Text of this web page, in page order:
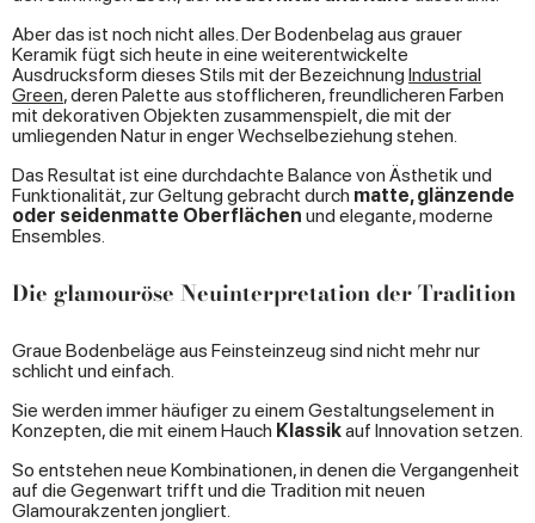
Aber das ist noch nicht alles. Der Bodenbelag aus grauer
Keramik fügt sich heute in eine weiterentwickelte
Ausdrucksform dieses Stils mit der Bezeichnung Industrial
Green, deren Palette aus stofflicheren, freundlicheren Farben
mit dekorativen Objekten zusammenspielt, die mit der
umliegenden Natur in enger Wechselbeziehung stehen.
Das Resultat ist eine durchdachte Balance von Ästhetik und
Funktionalität, zur Geltung gebracht durch matte, glänzende
oder seidenmatte Oberflächen und elegante, moderne
Ensembles.
Die glamouröse Neuinterpretation der Tradition
Graue Bodenbeläge aus Feinsteinzeug sind nicht mehr nur
schlicht und einfach.
Sie werden immer häufiger zu einem Gestaltungselement in
Konzepten, die mit einem Hauch Klassikauf Innovation setzen.
So entstehen neue Kombinationen, in denen die Vergangenheit
auf die Gegenwart trifft und die Tradition mit neuen
Glamourakzenten jongliert.